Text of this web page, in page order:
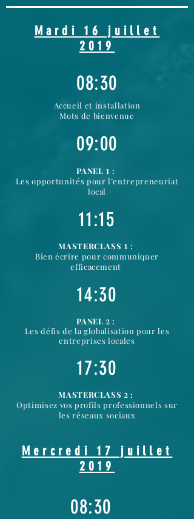
Mardi 16 juillet
2019
08:30
Accueil et installation
Mots de bienvenue
09:00
PANEL 1 :
Les opportunités pour l’entrepreneuriat
local
11:15
MASTERCLASS 1 :
Bien écrire pour communiquer
efficacement
14:30
PANEL 2 :
Les défis de la globalisation pour les
entreprises locales
17:30
MASTERCLASS 2 :
Optimisez vos profils professionnels sur
les réseaux sociaux
Mercredi 17 juillet
2019
08:30